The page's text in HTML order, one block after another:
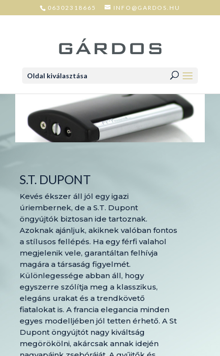
06302318665 INFO@GARDOS.HU
Oldal kiválasztása
S.T. DUPONT
Kevés ékszer áll jól egy igazi
úriembernek, de a S.T. Dupont
öngyújtók biztosan ide tartoznak.
Azoknak ajánljuk, akiknek valóban fontos
a stílusos fellépés. Ha egy férfi valahol
megjelenik vele, garantáltan felhívja
magára a társaság figyelmét.
Különlegessége abban áll, hogy
egyszerre szólítja meg a klasszikus,
elegáns urakat és a trendkövető
fiatalokat is. A francia elegancia minden
egyes modelljében jól tetten érhető. A St
Dupont öngyújtót nagy kiváltság
megörökölni, akárcsak annak idején